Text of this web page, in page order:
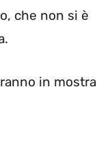
che non si è
in mostra